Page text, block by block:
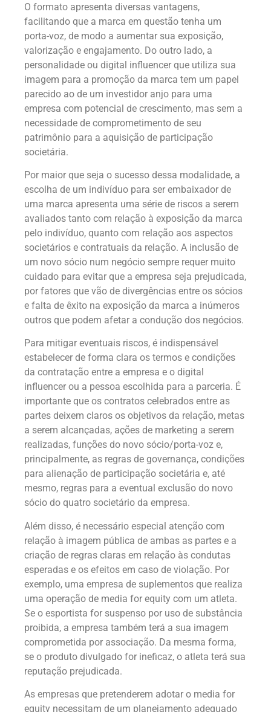
O formato apresenta diversas vantagens,
facilitando que a marca em questão tenha um
porta-voz, de modo a aumentar sua exposição,
valorização e engajamento. Do outro lado, a
personalidade ou digital influencer que utiliza sua
imagem para a promoção da marca tem um papel
parecido ao de um investidor anjo para uma
empresa com potencial de crescimento, mas sem a
necessidade de comprometimento de seu
patrimônio para a aquisição de participação
societária.
Por maior que seja o sucesso dessa modalidade, a
escolha de um indivíduo para ser embaixador de
uma marca apresenta uma série de riscos a serem
avaliados tanto com relação à exposição da marca
pelo indivíduo, quanto com relação aos aspectos
societários e contratuais da relação. A inclusão de
um novo sócio num negócio sempre requer muito
cuidado para evitar que a empresa seja prejudicada,
por fatores que vão de divergências entre os sócios
e falta de êxito na exposição da marca a inúmeros
outros que podem afetar a condução dos negócios.
Para mitigar eventuais riscos, é indispensável
estabelecer de forma clara os termos e condições
da contratação entre a empresa e o digital
influencer ou a pessoa escolhida para a parceria. É
importante que os contratos celebrados entre as
partes deixem claros os objetivos da relação, metas
a serem alcançadas, ações de marketing a serem
realizadas, funções do novo sócio/porta-voz e,
principalmente, as regras de governança, condições
para alienação de participação societária e, até
mesmo, regras para a eventual exclusão do novo
sócio do quatro societário da empresa.
Além disso, é necessário especial atenção com
relação à imagem pública de ambas as partes e a
criação de regras claras em relação às condutas
esperadas e os efeitos em caso de violação. Por
exemplo, uma empresa de suplementos que realiza
uma operação de media for equity com um atleta.
Se o esportista for suspenso por uso de substância
proibida, a empresa também terá a sua imagem
comprometida por associação. Da mesma forma,
se o produto divulgado for ineficaz, o atleta terá sua
reputação prejudicada.
As empresas que pretenderem adotar o media for
equity necessitam de um planejamento adequado